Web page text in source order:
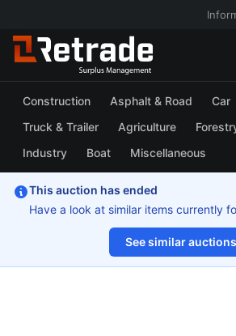
Construction Asphalt & Road Car
Truck & Trailer
Agriculture
Industry
Boat Miscellaneous
This auction has ended
Have a look at similar items currently
See similar auctions